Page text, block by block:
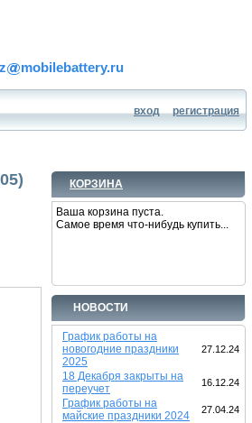
mobilebattery.ru
вход регистрация
КОРЗИНА
Ваша корзина пуста.
Самое время что-нибудь купить...
НОВОСТИ
График работы на
новогодние праздники
2025
27.12.24
18 Декабря закрыты на
переучет
16.12.24
График работы на
майские праздники 2024
27.04.24